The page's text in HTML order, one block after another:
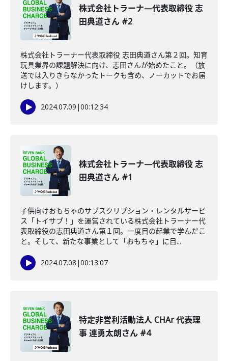
株式会社トラーナ—代表取締役 志
田典道さん #2
株式会社トラーナー代表取締役 志田典道さん第２回。知育
玩具業界の課題解決に向け、志田さんが始めたこと。（放
送では入りきらなかったトークも含め、ノーカットでお届
けします。）
2024.07.09 |00:12:34
株式会社トラーナ—代表取締役 志
田典道さん #1
子供向けおもちゃのサブスクリプション・レンタルサービ
ス「トイサブ！」を運営されている株式会社トラーナー代
表取締役の志田典道さん第１回。一度目の起業で学んだこ
と。そして、新たな事業として「おもちゃ」に目...
2024.07.08 |00:13:07
特定非営利活動法人 CHAr 代表理
事 連勇太朗さん #4